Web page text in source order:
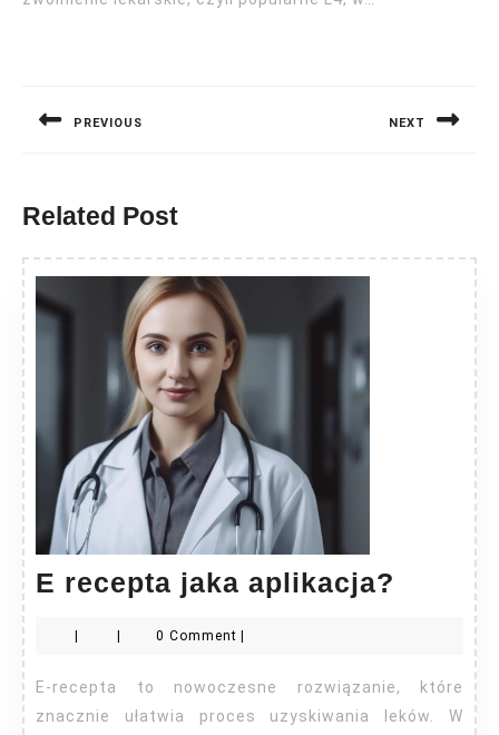
PREVIOUS NEXT
Related Post
E recepta jaka aplikacja?
recepta
0 Comment
E-recepta to nowoczesne rozwiązanie, które
znacznie ułatwia proces uzyskiwania leków. W